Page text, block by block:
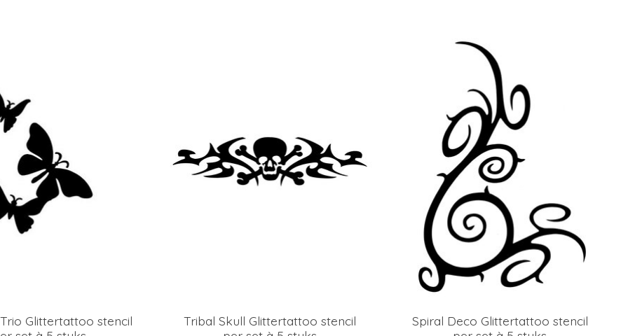
Glittertattoo stencil
Tribal Skull Glittertattoo stencil
Spiral Deco Glittertattoo stencil